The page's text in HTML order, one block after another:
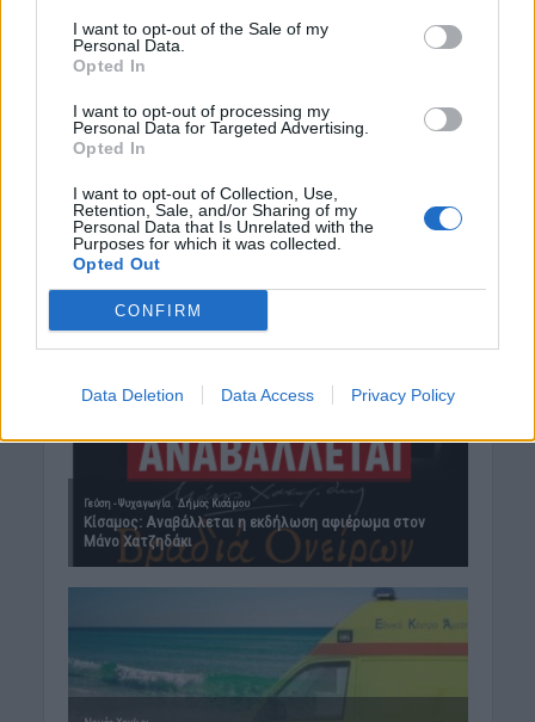
I want to opt-out of the Sale of my
Personal Data.
Opted In
I want to opt-out of processing my
Personal Data for Targeted Advertising.
Opted In
I want to opt-out of Collection, Use,
Retention, Sale, and/or Sharing of my
Personal Data that Is Unrelated with the
Purposes for which it was collected.
Opted Out
CONFIRM
Data Deletion Data Access Privacy Policy